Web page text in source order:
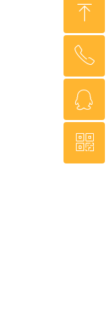
ꁸ
回到顶部
ꂅ
ꁗ
QQ客服
ꀥ